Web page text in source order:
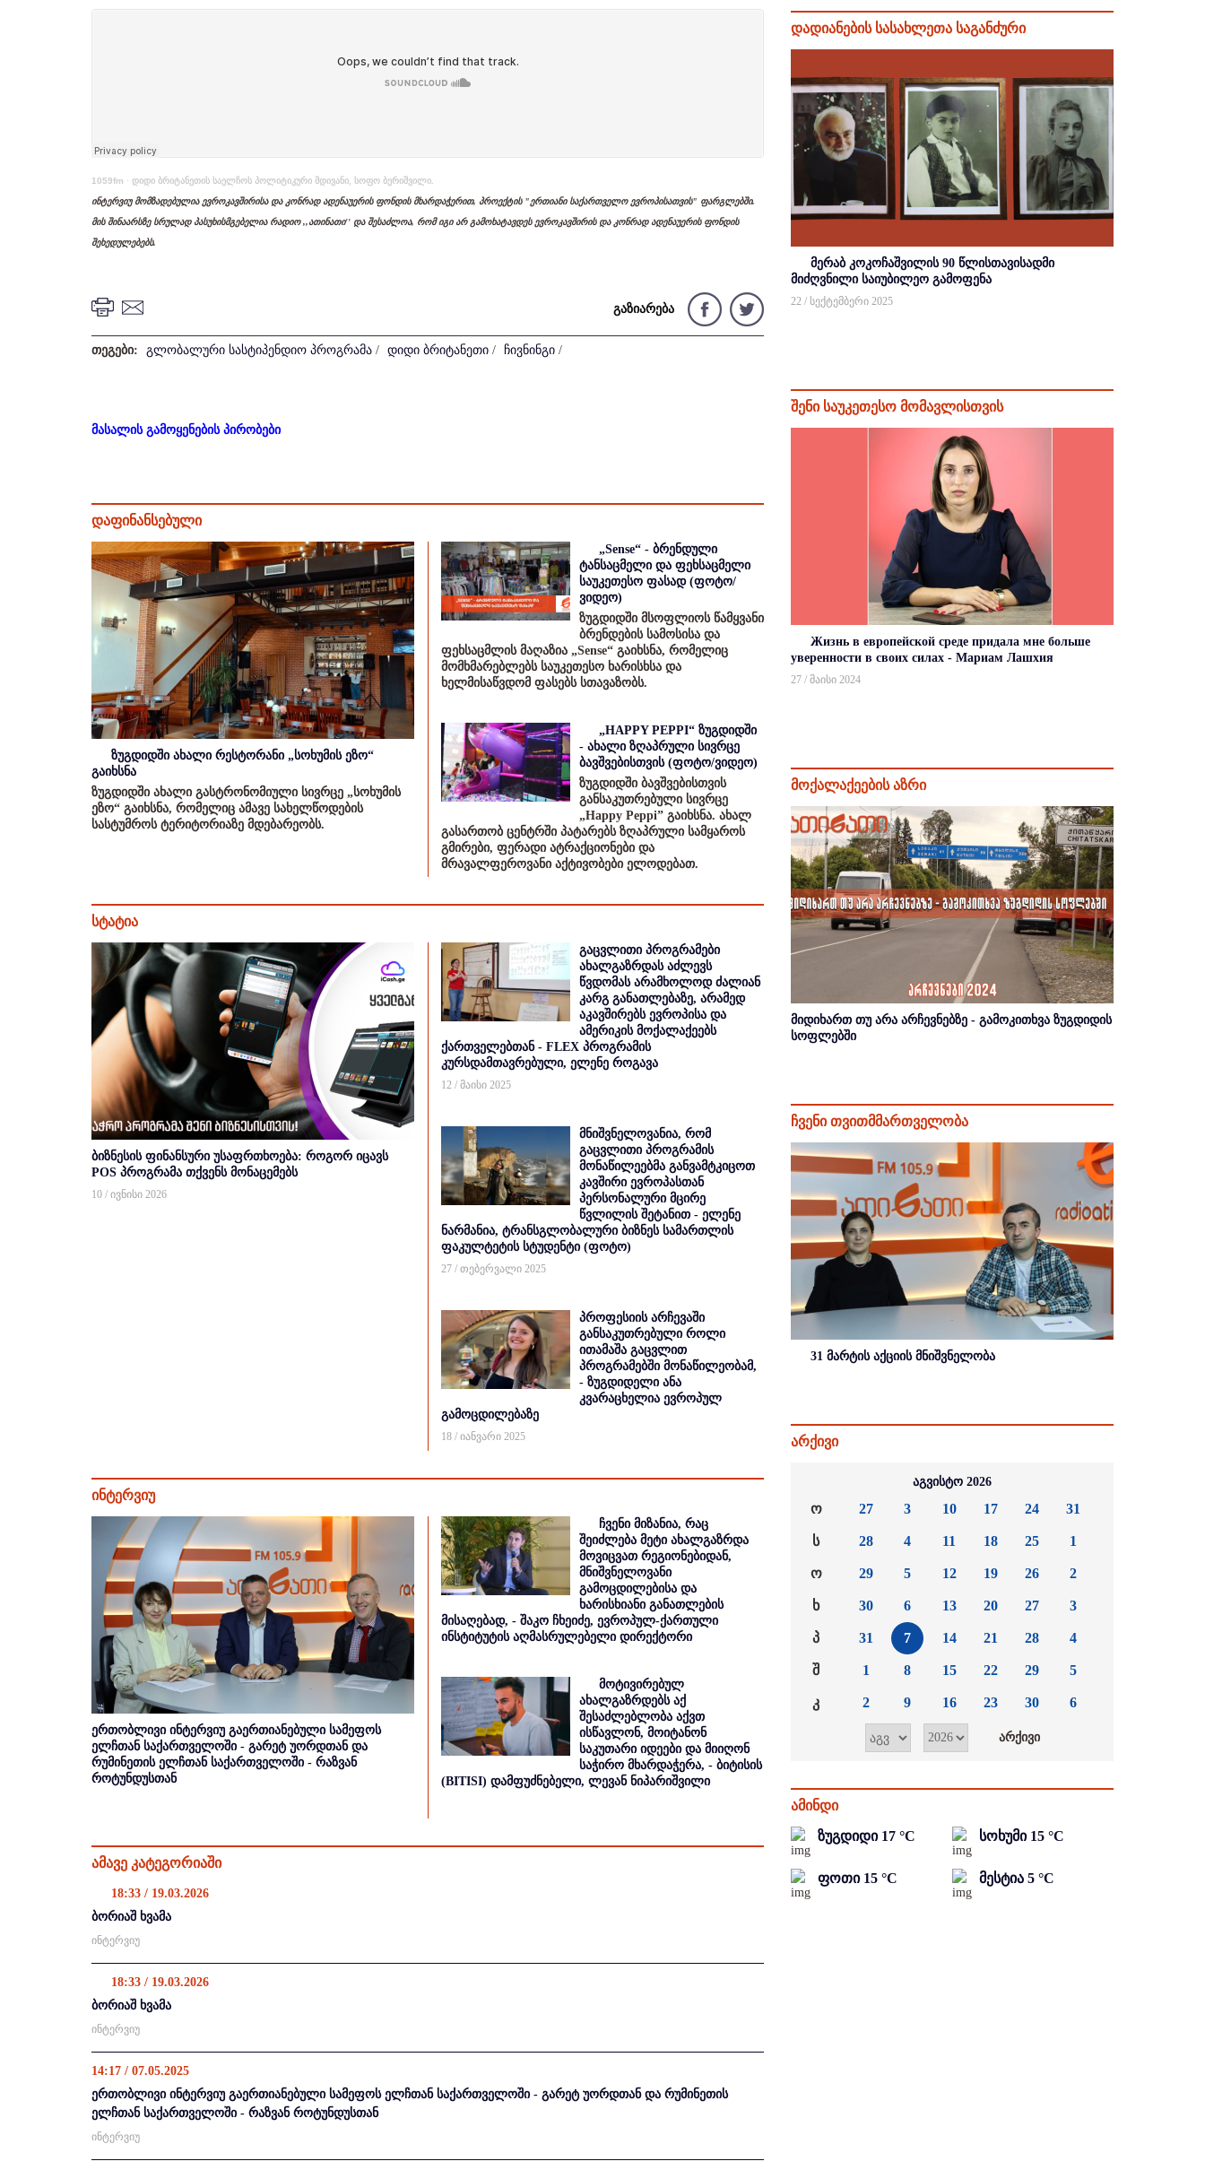
1059fm · დიდი ბრიტანეთის საელჩოს პოლიტიკური მდივანი, სოფო ბერიშვილი.
ინტერვიუ მომზადებულია ევროკავშირისა და კონრად ადენაუერის ფონდის მხარდაჭერით, პროექტის "ერთიანი საქართველო ევროპისათვის" ფარგლებში.
მის შინაარსზე სრულად პასუხისმგებელია რადიო ,,ათინათი'' და შესაძლოა, რომ იგი არ გამოხატავდეს ევროკავშირის და კონრად ადენაუერის ფონდის
შეხედულებებს.
გაზიარება
თეგები: გლობალური სასტიპენდიო პროგრამა / დიდი ბრიტანეთი / ჩივნინგი /
მასალის გამოყენების პირობები
დაფინანსებული
ზუგდიდში ახალი რესტორანი „სოხუმის ეზო“
გაიხსნა
ზუგდიდში ახალი გასტრონომიული სივრცე „სოხუმის
ეზო“ გაიხსნა, რომელიც ამავე სახელწოდების
სასტუმროს ტერიტორიაზე მდებარეობს.
„Sense“ - ბრენდული
ტანსაცმელი და ფეხსაცმელი
საუკეთესო ფასად (ფოტო/
ვიდეო)
ზუგდიდში მსოფლიოს წამყვანი
ბრენდების სამოსისა და
ფეხსაცმლის მაღაზია „Sense“ გაიხსნა, რომელიც
მომხმარებლებს საუკეთესო ხარისხსა და
ხელმისაწვდომ ფასებს სთავაზობს.
„HAPPY PEPPI“ ზუგდიდში
- ახალი ზღაპრული სივრცე
ბავშვებისთვის (ფოტო/ვიდეო)
ზუგდიდში ბავშვებისთვის
განსაკუთრებული სივრცე
„Happy Peppi” გაიხსნა. ახალ
გასართობ ცენტრში პატარებს ზღაპრული სამყაროს
გმირები, ფერადი ატრაქციონები და
მრავალფეროვანი აქტივობები ელოდებათ.
სტატია
ბიზნესის ფინანსური უსაფრთხოება: როგორ იცავს
POS პროგრამა თქვენს მონაცემებს
10 / ივნისი 2026
გაცვლითი პროგრამები
ახალგაზრდას აძლევს
წვდომას არამხოლოდ ძალიან
კარგ განათლებაზე, არამედ
აკავშირებს ევროპისა და
ამერიკის მოქალაქეებს
ქართველებთან - FLEX პროგრამის
კურსდამთავრებული, ელენე როგავა
12 / მაისი 2025
მნიშვნელოვანია, რომ
გაცვლითი პროგრამის
მონაწილეებმა განვამტკიცოთ
კავშირი ევროპასთან
პერსონალური მცირე
წვლილის შეტანით - ელენე
ნარმანია, ტრანსგლობალური ბიზნეს სამართლის
ფაკულტეტის სტუდენტი (ფოტო)
27 / თებერვალი 2025
პროფესიის არჩევაში
განსაკუთრებული როლი
ითამაშა გაცვლით
პროგრამებში მონაწილეობამ,
- ზუგდიდელი ანა
კვარაცხელია ევროპულ
გამოცდილებაზე
18 / იანვარი 2025
ინტერვიუ
ერთობლივი ინტერვიუ გაერთიანებული სამეფოს
ელჩთან საქართველოში - გარეტ უორდთან და
რუმინეთის ელჩთან საქართველოში - რაზვან
როტუნდუსთან
ჩვენი მიზანია, რაც
შეიძლება მეტი ახალგაზრდა
მოვიცვათ რეგიონებიდან,
მნიშვნელოვანი
გამოცდილებისა და
ხარისხიანი განათლების
მისაღებად, - შაკო ჩხეიძე, ევროპულ-ქართული
ინსტიტუტის აღმასრულებელი დირექტორი
მოტივირებულ
ახალგაზრდებს აქ
შესაძლებლობა აქვთ
ისწავლონ, მოიტანონ
საკუთარი იდეები და მიიღონ
საჭირო მხარდაჭერა, - ბიტისის
(BITISI) დამფუძნებელი, ლევან ნიპარიშვილი
ამავე კატეგორიაში
18:33 / 19.03.2026
ბორიაშ ხვამა
ინტერვიუ
18:33 / 19.03.2026
ბორიაშ ხვამა
ინტერვიუ
14:17 / 07.05.2025
ერთობლივი ინტერვიუ გაერთიანებული სამეფოს ელჩთან საქართველოში - გარეტ უორდთან და რუმინეთის
ელჩთან საქართველოში - რაზვან როტუნდუსთან
ინტერვიუ
დადიანების სასახლეთა საგანძური
მერაბ კოკოჩაშვილის 90 წლისთავისადმი
მიძღვნილი საიუბილეო გამოფენა
22 / სექტემბერი 2025
შენი საუკეთესო მომავლისთვის
Жизнь в европейской среде придала мне больше
уверенности в своих силах - Мариам Лашхия
27 / მაისი 2024
მოქალაქეების აზრი
მიდიხართ თუ არა არჩევნებზე - გამოკითხვა ზუგდიდის
სოფლებში
ჩვენი თვითმმართველობა
31 მარტის აქციის მნიშვნელობა
არქივი
აგვისტო 2026
ო
ს
ო
ხ
პ
შ
კ
27
28
29
30
31
1
2
3
4
5
6
7
8
9
10
11
12
13
14
15
16
17
18
19
20
21
22
23
24
25
26
27
28
29
30
31
1
2
3
4
5
6
ამინდი
ზუგდიდი 17 °C სოხუმი 15 °C
ფოთი 15 °C მესტია 5 °C